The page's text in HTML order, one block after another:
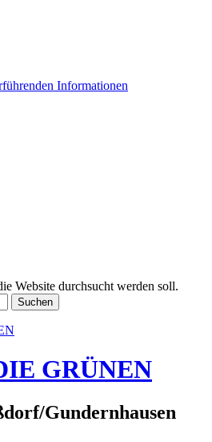
Informationen
Website durchsucht werden soll.
Suchen
GRÜNEN
Gundernhausen